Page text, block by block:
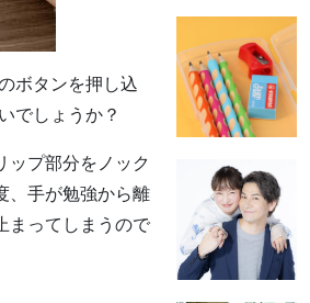
ボタンを押し込
でしょうか？
ップ部分をノック
、手が勉強から離
まってしまうので